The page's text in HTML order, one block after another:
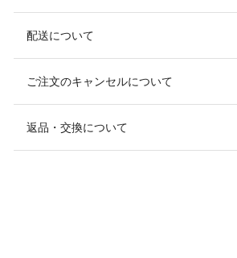
配送について
ご注文のキャンセルについて
返品・交換について